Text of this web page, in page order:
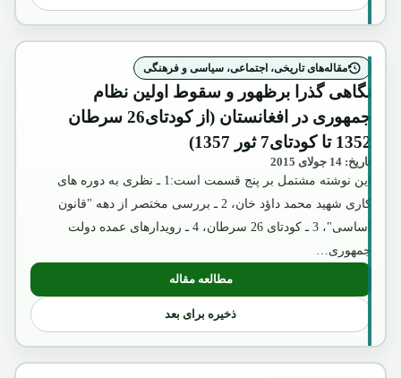
مقاله‌های تاریخی، اجتماعی، سیاسی و فرهنگی
نگاهی گذرا برظهور و سقوط اولین نظام
جمهوری در افغانستان (از کودتای26 سرطان
1352 تا کودتای7 ثور 1357)
تاریخ: 14 جولای 2015
این نوشته مشتمل بر پنج قسمت است:1 ـ نظری به دوره های
کاری شهید محمد داؤد خان، 2 ـ بررسی مختصر از دهه "قانون
اساسی"، 3 ـ کودتای 26 سرطان، 4 ـ رویدارهای عمده دولت
جمهوری…
مطالعه مقاله: نگاهی گذرا برظهور و سقوط اولین نظام جمهوری در
ذخیره برای بعد